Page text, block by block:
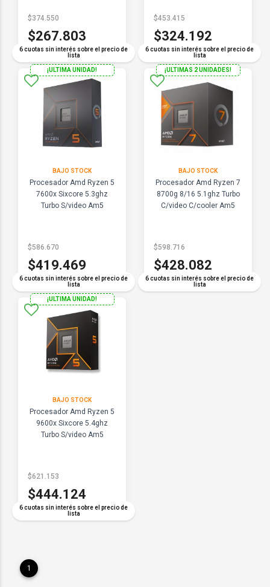
6 cuotas sin interés sobre el precio de
lista
$374.550
$267.803
6 cuotas sin interés sobre el precio de
lista
$453.415
$324.192
¡ULTIMA UNIDAD!
BAJO STOCK
Procesador Amd Ryzen 5
7600x Sixcore 5.3ghz
Turbo S/video Am5
6 cuotas sin interés sobre el precio de
lista
$586.670
$419.469
¡ULTIMAS 2 UNIDADES!
BAJO STOCK
Procesador Amd Ryzen 7
8700g 8/16 5.1ghz Turbo
C/video C/cooler Am5
6 cuotas sin interés sobre el precio de
lista
$598.716
$428.082
¡ULTIMA UNIDAD!
BAJO STOCK
Procesador Amd Ryzen 5
9600x Sixcore 5.4ghz
Turbo S/video Am5
6 cuotas sin interés sobre el precio de
lista
$621.153
$444.124
1